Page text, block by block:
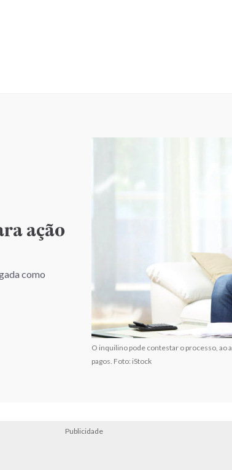
ação
como
O inquilino pode contestar o processo, ao
pagos. Foto: iStock
Publicidade